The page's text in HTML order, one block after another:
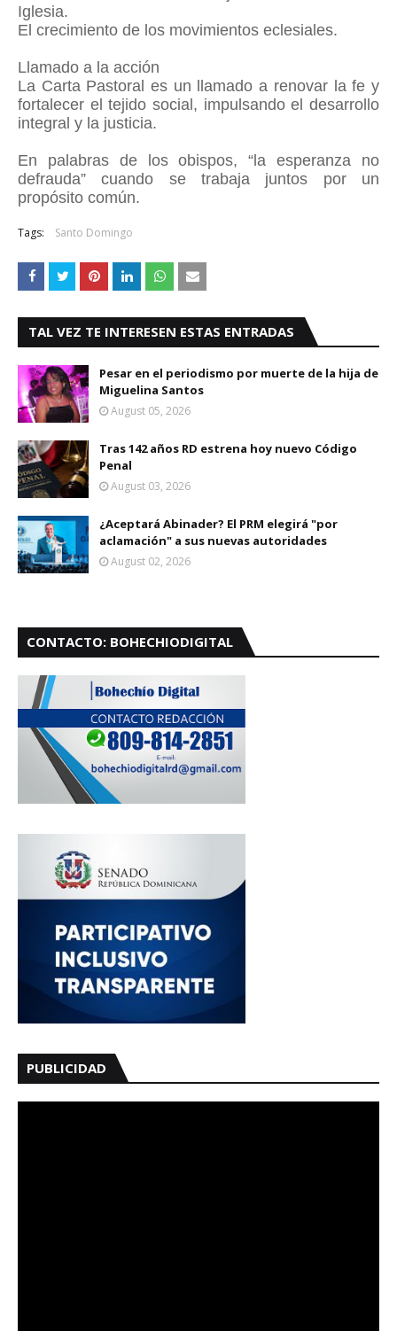
Iglesia.
El crecimiento de los movimientos eclesiales.
Llamado a la acción
La Carta Pastoral es un llamado a renovar la fe y
fortalecer el tejido social, impulsando el desarrollo
integral y la justicia.
En palabras de los obispos, “la esperanza no
defrauda” cuando se trabaja juntos por un
propósito común.
Tags: Santo Domingo
TAL VEZ TE INTERESEN ESTAS ENTRADAS
Pesar en el periodismo por muerte de la hija de
Miguelina Santos
August 05, 2026
Tras 142 años RD estrena hoy nuevo Código
Penal
August 03, 2026
¿Aceptará Abinader? El PRM elegirá "por
aclamación" a sus nuevas autoridades
August 02, 2026
CONTACTO: BOHECHIODIGITAL
PUBLICIDAD